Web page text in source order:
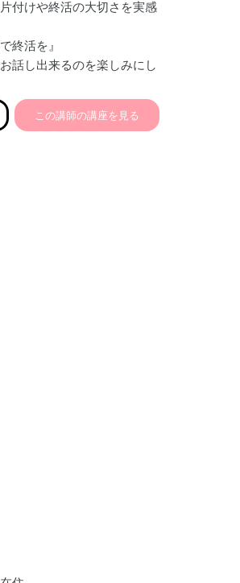
付けや終活の大切さを実感
終活を』
話し出来るのを楽しみにし
この講師の講座を見る